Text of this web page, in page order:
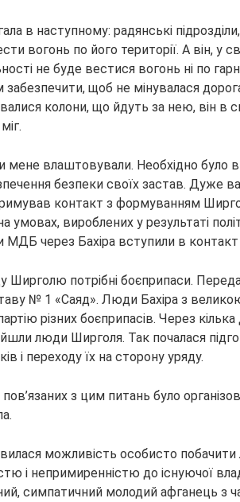
в наступному: радянські
вогонь по його території. А він, у
не буде вестися вогонь ні по
забезпечити, щоб не мінувалася
колони, що йдуть за нею, він в
мене влаштовували. Необхідно було
безпеки своїх застав. Дуже
контакт з формуванням
умовах, вироблених у результаті
МДБ через Бахіра вступили в
Ширголю потрібні боєприпаси.
№ 1 «Саяд». Люди Бахіра з
різних боєприпасів. Через
люди Ширголя. Так почалася
і переходу їх на сторону уряду.
з цим питань було
можливість особисто
і непримиренністю до існуючої
симпатичний молодий афганець з